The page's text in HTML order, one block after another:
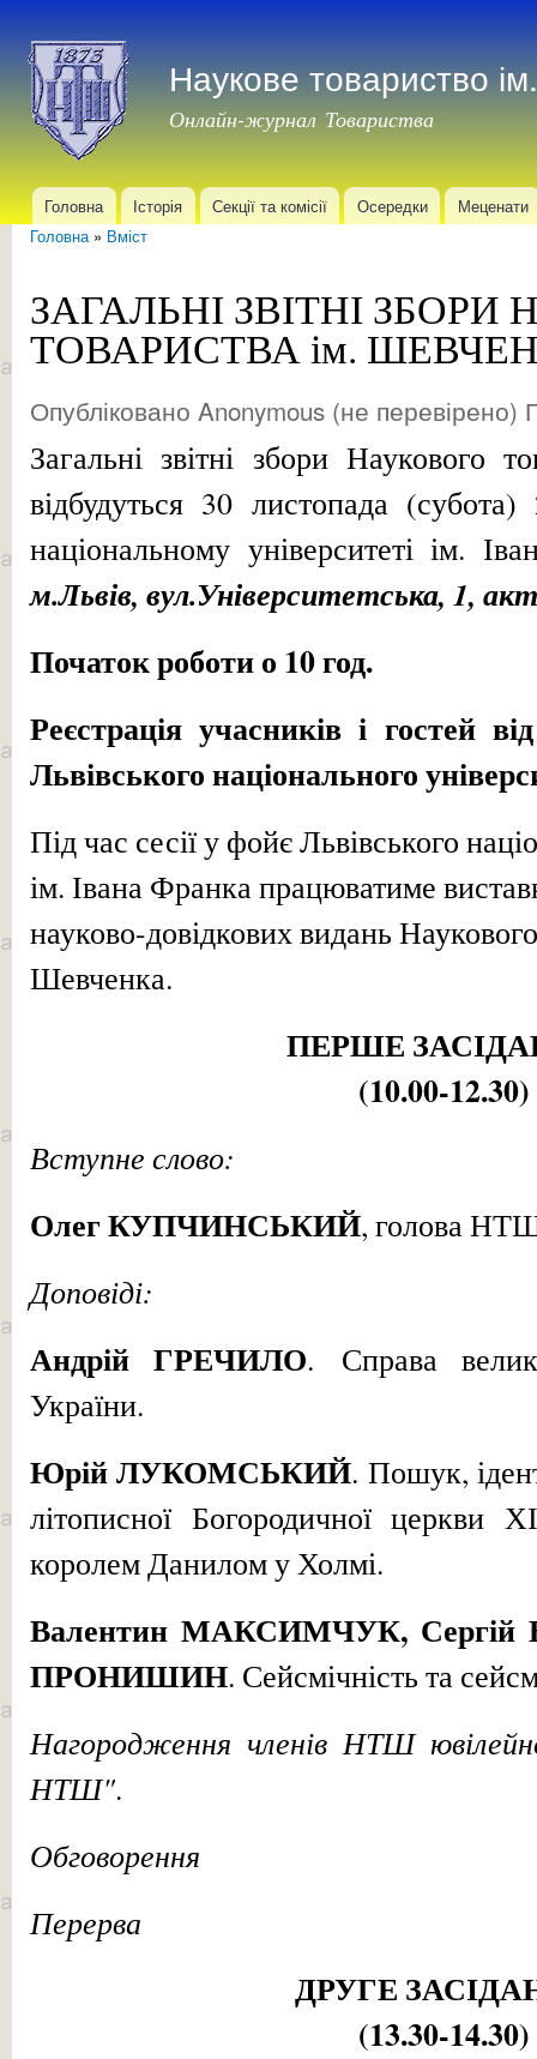
Наукове товариство
Онлайн-журнал Товариства
Головне меню
Головна Історія Секції та комісії Осередки Меценати
Головна» Вміст
ЗАГАЛЬНІ ЗВІТНІ
ТОВАРИСТВА ім.
Опубліковано Anonymous (не перевірено)
Загальні звітні збори Наукового
відбудуться 30 листопада
національному університеті ім.
м.Львів, вул.Університетська, 1,
Початок роботи о 10 год.
Реєстрація учасників і гостей
Львівського національного
Під час сесії у фойє Львівського
ім. Івана Франка працюватиме
науково-довідкових видань
Шевченка.
ПЕРШЕ
(10.00-12.30)
Вступне слово:
Олег КУПЧИНСЬКИЙ, голова
Доповіді:
Андрій ГРЕЧИЛО. Справа
України.
Юрій ЛУКОМСЬКИЙ. Пошук,
літописної Богородичної церкви
королем Данилом у Холмі.
Валентин МАКСИМЧУК,
ПРОНИШИН. Сейсмічність та
Нагородження членів НТШ
НТШ".
Обговорення
Перерва
ДРУГЕ
(13.30-14.30)